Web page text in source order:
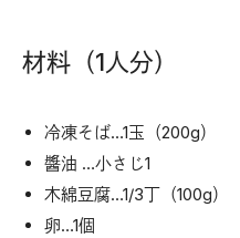
材料（1人分）
冷凍そば…1玉（200g）
醬油 …小さじ1
木綿豆腐…1/3丁（100g）
卵…1個